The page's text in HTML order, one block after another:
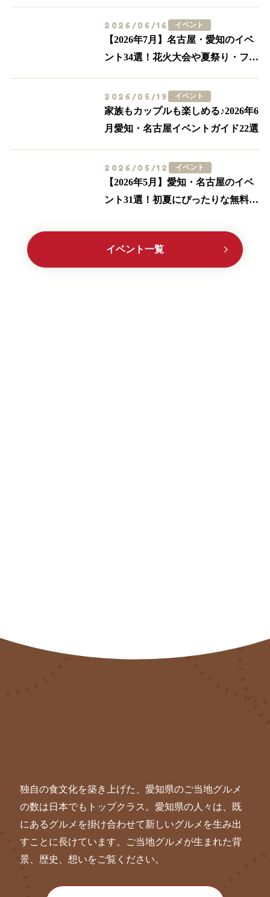
2026/06/16 イベント
【2026年7月】名古屋・愛知のイベ
ント34選！花火大会や夏祭り・フー
2026/05/19 イベント
家族もカップルも楽しめる♪2026年6
月愛知・名古屋イベントガイド22選
2026/05/12 イベント
【2026年5月】愛知・名古屋のイベ
ント31選！初夏にぴったりな無料の
イベント一覧
独自の食文化を築き上げた、愛知県のご当地グルメ
の数は日本でもトップクラス。愛知県の人々は、既
にあるグルメを掛け合わせて新しいグルメを生み出
すことに長けています。ご当地グルメが生まれた背
景、歴史、想いをご覧ください。